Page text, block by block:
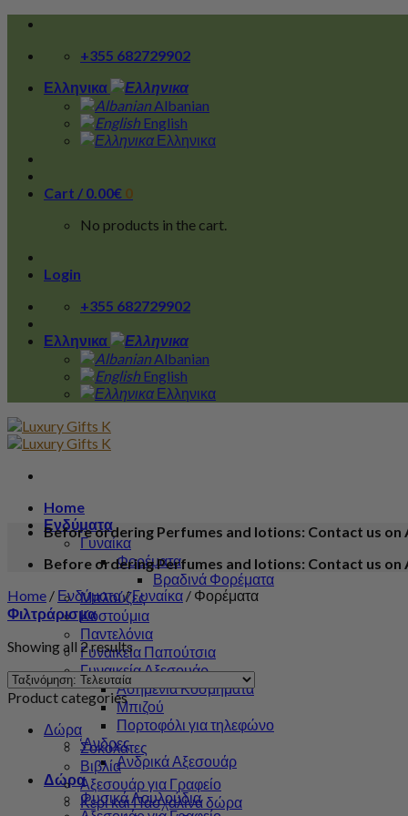
Skip
content
+355 682729902
Ελληνικα
Albanian
English
Ελληνικα
Cart / 0.00€ 0
No products in the cart.
Login
+355 682729902
Ελληνικα
Albanian
English
Ελληνικα
Home
Ενδύματα
Γυναίκα
Φορέματα
Βραδινά Φορέματα
Μπλούζες
Κοστούμια
Παντελόνια
Γυναικεία Παπούτσια
Γυναικεία Αξεσουάρ
Ασημένια Κοσμήματα
Μπιζού
Πορτοφόλι για τηλεφώνο
‘Ανδρες
Ανδρικά Αξεσουάρ
Δώρα
Φυσικά Λουλούδια
Before ordering Perfumes and lotions: Contact us
Before ordering Perfumes and lotions: Contact us
Home / Ενδύματα/ Γυναίκα / Φορέματα
Φιλτράρισμα
Showing all 2 results
Product categories
Δώρα
Σοκολάτες
Βιβλία
Αξεσουάρ για Γραφείο
Κερί και Πάσχαλίνα δώρα